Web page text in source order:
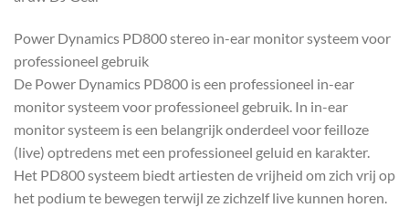
Power Dynamics PD800 stereo in-ear monitor systeem voor
professioneel gebruik
De Power Dynamics PD800 is een professioneel in-ear
monitor systeem voor professioneel gebruik. In in-ear
monitor systeem is een belangrijk onderdeel voor feilloze
(live) optredens met een professioneel geluid en karakter.
Het PD800 systeem biedt artiesten de vrijheid om zich vrij op
het podium te bewegen terwijl ze zichzelf live kunnen horen.